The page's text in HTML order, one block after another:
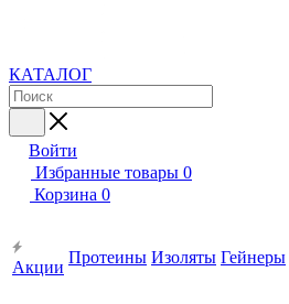
КАТАЛОГ
Войти
Избранные товары 0
Корзина 0
Акции
Протеины Изоляты Гейнеры